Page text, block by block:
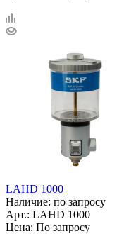
LAHD 1000
Наличие: по запросу
Арт.: LAHD 1000
Цена: По запросу